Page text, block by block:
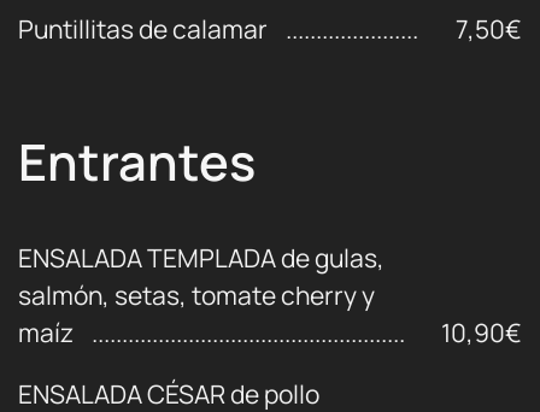
Puntillitas de calamar
7,50€
Entrantes
ENSALADA TEMPLADA de gulas,
salmón, setas, tomate cherry y
maíz
10,90€
ENSALADA CÉSAR de pollo